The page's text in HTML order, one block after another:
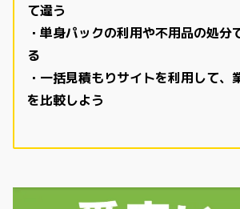
て違う
・単身パックの利用や不用品の処分
る
・一括見積もりサイトを利用して、
を比較しよう